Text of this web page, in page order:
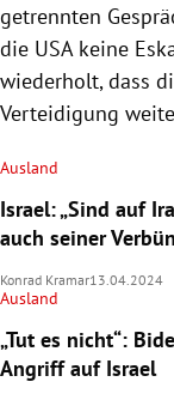
getrennten
die USA keine
wiederholt, dass
Verteidigung
Ausland
Israel: „Sind auf
auch seiner
Konrad Kramar13.04.2024
Ausland
„Tut es nicht“:
Angriff auf Israel